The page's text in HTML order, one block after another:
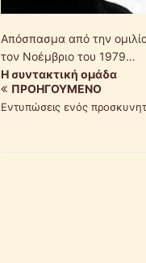
Απόσπασμα από την
τον Νοέμβριο του 1979…
Η συντακτική ομάδα
ΠΡΟΗΓΟΎΜΕΝΟ
Εντυπώσεις ενός